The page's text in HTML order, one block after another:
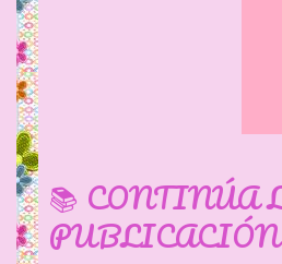
📚 CONTINÚA